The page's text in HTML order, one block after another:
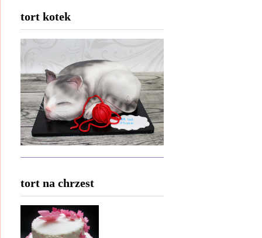
tort kotek
tort na chrzest